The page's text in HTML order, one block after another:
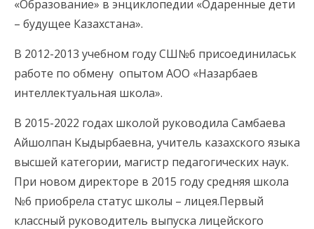
«Образование» в энциклопедии «Одаренные дети
– будущее Казахстана».
В 2012-2013 учебном году СШ№6 присоединиласьк
работе по обмену опытом АОО «Назарбаев
интеллектуальная школа».
В 2015-2022 годах школой руководила Самбаева
Айшолпан Кыдырбаевна, учитель казахского языка
высшей категории, магистр педагогических наук.
При новом директоре в 2015 году средняя школа
№6 приобрела статус школы – лицея.Первый
классный руководитель выпуска лицейского